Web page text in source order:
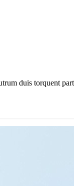
duis torquent